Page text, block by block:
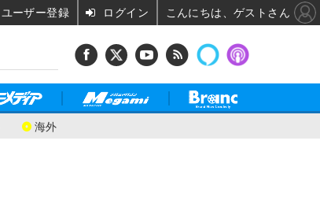
海外
ユーザー登録 ログイン こんにちは、ゲストさん